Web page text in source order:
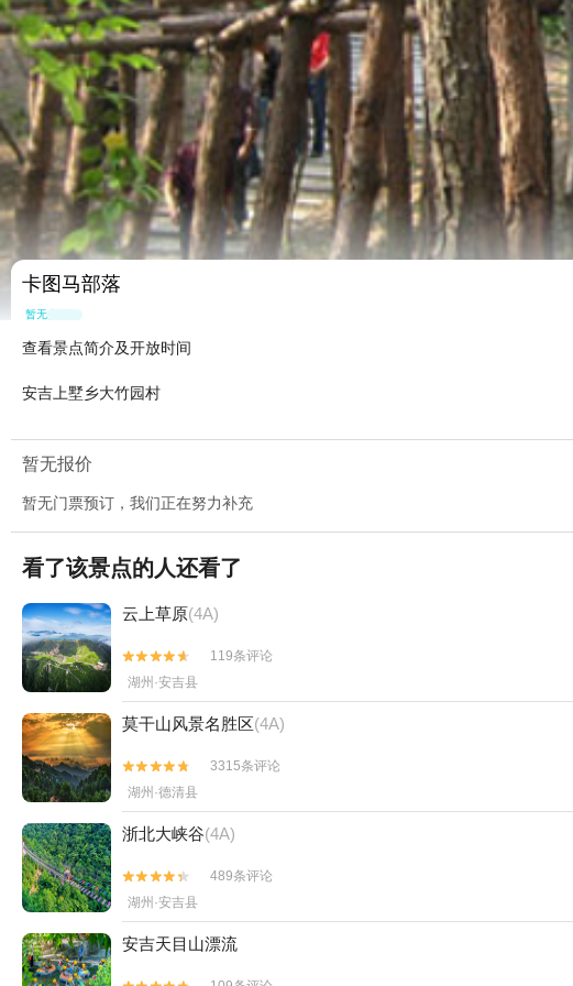
卡图马部落
暂无点评
查看景点简介及开放时间
安吉上墅乡大竹园村
暂无报价
暂无门票预订，我们正在努力补充
看了该景点的人还看了
云上草原(4A)


119条评论
湖州·安吉县
莫干山风景名胜区(4A)


3315条评论
湖州·德清县
浙北大峡谷(4A)


489条评论
湖州·安吉县
安吉天目山漂流